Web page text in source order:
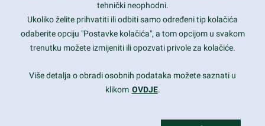
Daily: 9:00 am - 6:00 pm
Sunday: Closed
Copyright 2017FRESHFACE© All Rights Reserved
tehnički neophodni.
Ukoliko želite prihvatiti ili odbiti samo određeni tip kolačića
odaberite opciju "Postavke kolačića", a tom opcijom u svakom
trenutku možete izmijeniti ili opozvati privole za kolačiće.
Više detalja o obradi osobnih podataka možete saznati u
klikom OVDJE.